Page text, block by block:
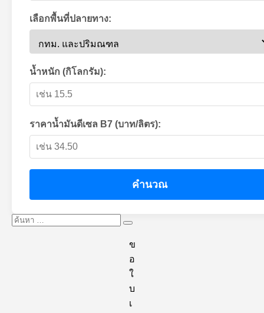
เลือกพื้นที่ปลายทาง:
น้ำหนัก (กิโลกรัม):
ราคาน้ำมันดีเซล B7 (บาท/ลิตร):
คำนวณ
ค้นหา:
ข
อ
ใ
บ
เ